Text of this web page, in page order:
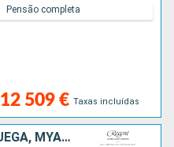
12 509 € Taxas incluídas
Pensão completa
DINAMARCA, SUÉCIA, NORUEGA, MYANMAR, HOLANDA, REINO UNIDO, BÉLGICA, FRANÇA, ESPANHA, PORTUGAL, MAIORCA